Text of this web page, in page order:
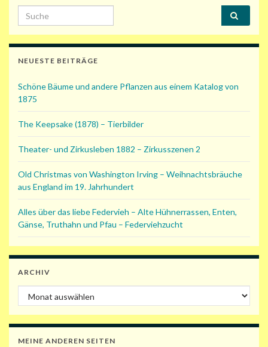
Search for:
NEUESTE BEITRÄGE
Schöne Bäume und andere Pflanzen aus einem Katalog von
1875
The Keepsake (1878) – Tierbilder
Theater- und Zirkusleben 1882 – Zirkusszenen 2
Old Christmas von Washington Irving – Weihnachtsbräuche
aus England im 19. Jahrhundert
Alles über das liebe Federvieh – Alte Hühnerrassen, Enten,
Gänse, Truthahn und Pfau – Federviehzucht
ARCHIV
Archiv
MEINE ANDEREN SEITEN